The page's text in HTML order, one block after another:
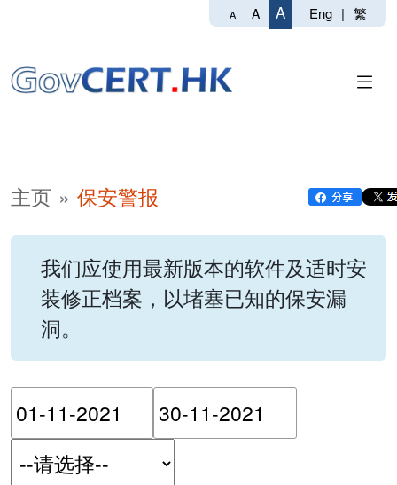
A A A Eng | 繁
主页 保安警报
我们应使用最新版本的软件及适时安
装修正档案，以堵塞已知的保安漏
洞。
请输入搜索日期范围的开